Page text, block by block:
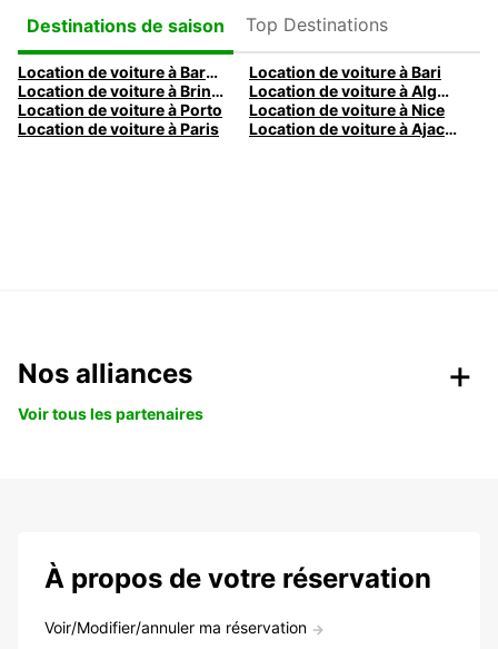
Destinations de saison
Top Destinations
Location de voiture à Barcelone
Location de voiture à Bari
Location de voiture à Brindisi
Location de voiture à Alghero
Location de voiture à Porto
Location de voiture à Nice
Location de voiture à Paris
Location de voiture à Ajaccio
Nos alliances
Voir tous les partenaires
À propos de votre réservation
Voir/Modifier/annuler ma réservation